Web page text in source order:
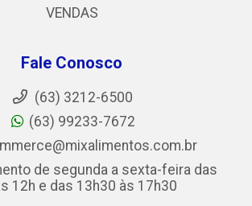
VENDAS
Fale Conosco
(63) 3212-6500
(63) 99233-7672
de segunda a sexta-feira das
12h e das 13h30 às 17h30